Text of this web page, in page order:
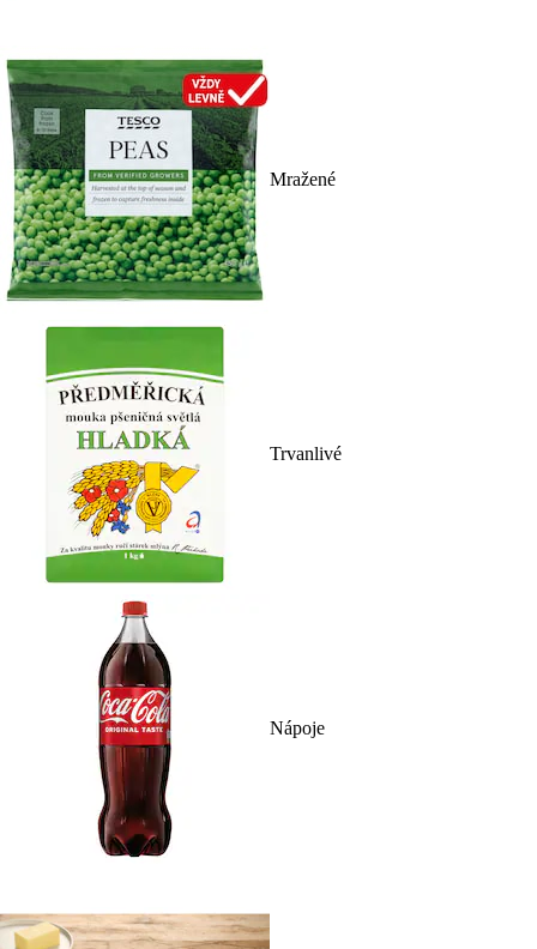
Mražené
Trvanlivé
Nápoje